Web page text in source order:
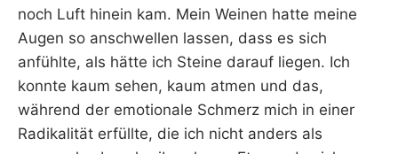
noch Luft hinein kam. Mein Weinen hatte meine
Augen so anschwellen lassen, dass es sich
anfühlte, als hätte ich Steine darauf liegen. Ich
konnte kaum sehen, kaum atmen und das,
während der emotionale Schmerz mich in einer
Radikalität erfüllte, die ich nicht anders als